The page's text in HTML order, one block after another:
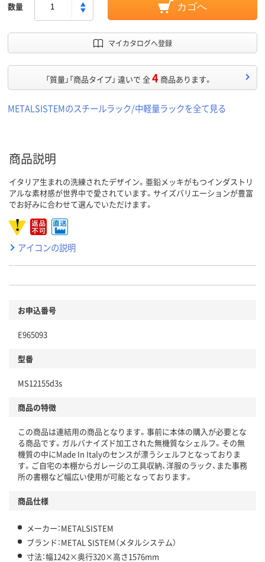
数量 カゴへ
マイカタログへ登録
「質量」「商品タイプ」 違いで 全4 商品あります。
METALSISTEMのスチールラック/中軽量ラックを全て見る
商品説明
イタリア生まれの洗練されたデザイン。亜鉛メッキがもつインダストリ
アルな素材感が世界中で愛されています。サイズバリエーションが豊富
でお好みに合わせて選んでいただけます。
アイコンの説明
お申込番号
E965093
型番
MS12155d3s
商品の特徴
この商品は連結用の商品となります。事前に本体の購入が必要とな
る商品です。ガルバナイズド加工された無機質なシェルフ。その無
機質の中にMade In Italyのセンスが漂うシェルフとなっておりま
す。ご自宅の本棚からガレージの工具収納、洋服のラック、また事務
所の書棚など幅広い使用が可能となっております。
商品仕様
メーカー：METALSISTEM
ブランド：METAL SISTEM（メタルシステム）
寸法：幅1242×奥行320×高さ1576mm